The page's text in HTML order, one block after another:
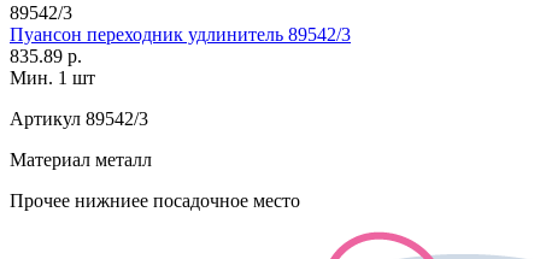
89542/3
Пуансон переходник удлинитель 89542/3
835.89 р.
Мин. 1 шт
Артикул 89542/3
Материал металл
Прочее нижниее посадочное место